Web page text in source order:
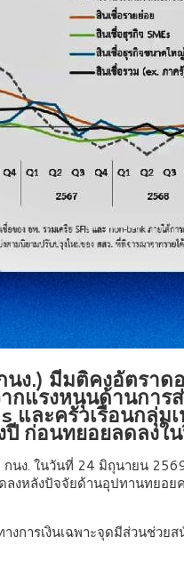
นง.) มีมติคงอัตรา
กแรงหนุนด้านกา
และครัวเรือนกลุ่
ปี ก่อนทยอยลดลง
นง. ในวันที่ 24 มิถุนายน
หลังปัจจัยด้านอุปทานทยอ
การเงินเฉพาะจุดมีส่วนช่ว